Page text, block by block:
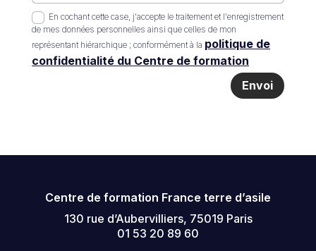
En cochant cette case, j'accepte le traitement et l'enregistrement
de mes données personnelles ainsi que celles de mon
représentant hiérarchique ; conformément à la politique de
confidentialité du Centre de formation
Envoi
Centre de formation France terre d’asile
130 rue d’Aubervilliers, 75019 Paris
01 53 20 89 60